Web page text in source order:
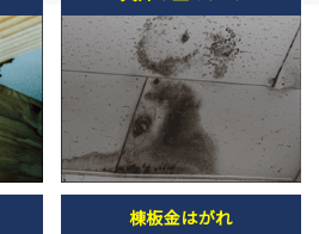
棟板金はがれ